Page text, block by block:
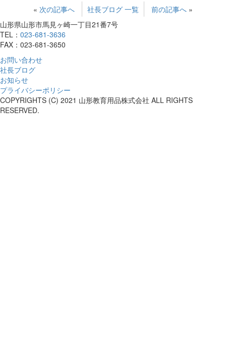
« 次の記事へ 社長ブログ 一覧 前の記事へ »
山形県山形市馬見ヶ崎一丁目21番7号
TEL： 023-681-3636
FAX：023-681-3650
お問い合わせ
社長ブログ
お知らせ
プライバシーポリシー
COPYRIGHTS (C) 2021 山形教育用品株式会社 ALL RIGHTS
RESERVED.